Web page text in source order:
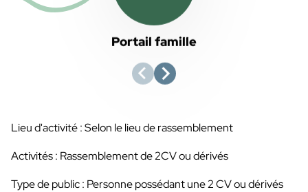
Portail famille
Lieu d'activité : Selon le lieu de rassemblement
Activités : Rassemblement de 2CV ou dérivés
Type de public : Personne possédant une 2 CV ou dérivés